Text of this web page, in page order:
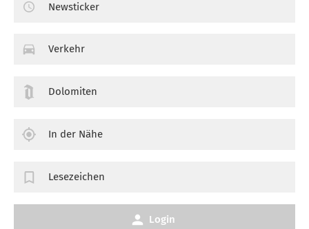
Newsticker
Verkehr
Dolomiten
In der Nähe
Lesezeichen
Login